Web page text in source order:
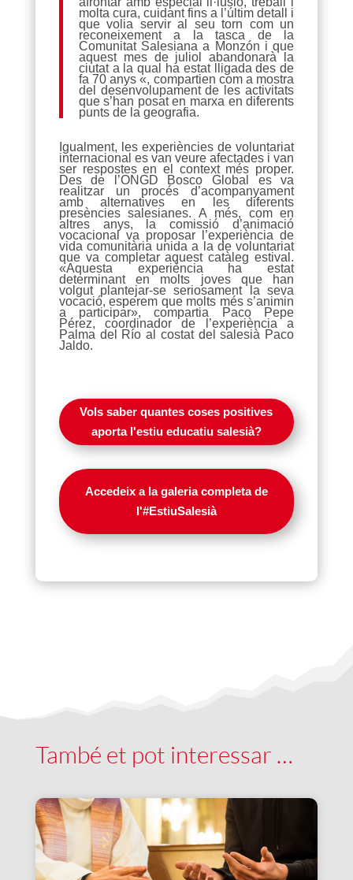
molta cura, cuidant fins a l’últim detall i
que volia servir al seu torn com un
reconeixement a la tasca de la
Comunitat Salesiana a Monzón i que
aquest mes de juliol abandonarà la
ciutat a la qual ha estat lligada des de
fa 70 anys «, compartien com a mostra
del desenvolupament de les activitats
que s’han posat en marxa en diferents
punts de la geografia.
Igualment, les experiències de voluntariat
internacional es van veure afectades i van
ser respostes en el context més proper.
Des de l’ONGD Bosco Global es va
realitzar un procés d’acompanyament
amb alternatives en les diferents
presències salesianes. A més, com en
altres anys, la comissió d’animació
vocacional va proposar l’experiència de
vida comunitària unida a la de voluntariat
que va completar aquest catàleg estival.
«Aquesta experiència ha estat
determinant en molts joves que han
volgut plantejar-se seriosament la seva
vocació, esperem que molts més s’animin
a participar», compartia Paco Pepe
Pérez, coordinador de l’experiència a
Palma del Río al costat del salesià Paco
Jaldo.
Vols saber quantes coses positives
aporta l'estiu educatiu salesià?
Accedeix a la galeria completa de
l'#EstiuSalesià
També et pot interessar …